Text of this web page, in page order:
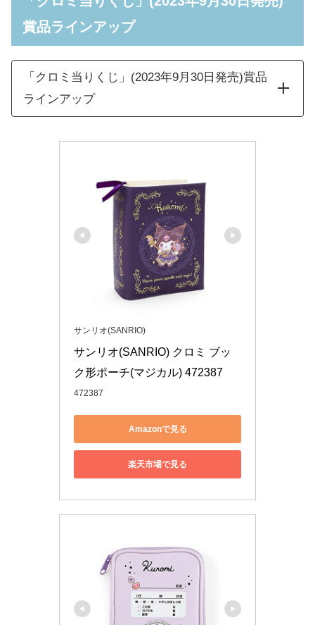
賞品ラインアップ
「クロミ当りくじ」(2023年9月30日発売)賞品
ラインアップ
サンリオ(SANRIO)
サンリオ(SANRIO) クロミ ブッ
ク形ポーチ(マジカル) 472387
472387
Amazonで見る
楽天市場で見る